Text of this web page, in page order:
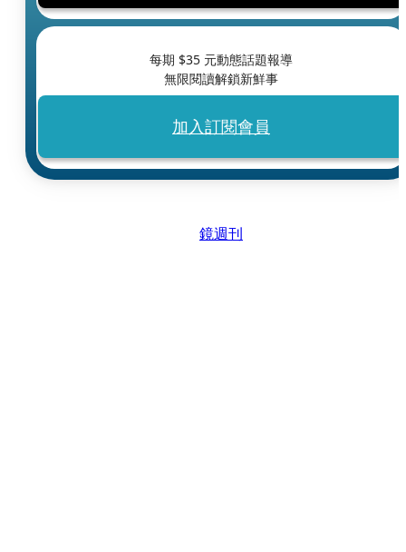
每期 $35 元動態話題報導
無限閱讀解鎖新鮮事
加入訂閱會員
鏡週刊